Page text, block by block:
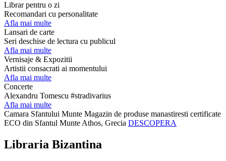
Librar pentru o zi
Recomandari cu personalitate
Afla mai multe
Lansari de carte
Seri deschise de lectura cu publicul
Afla mai multe
Vernisaje & Expozitii
Artistii consacrati ai momentului
Afla mai multe
Concerte
Alexandru Tomescu #stradivarius
Afla mai multe
Camara Sfantului Munte Magazin de produse manastiresti certificate
ECO din Sfantul Munte Athos, Grecia DESCOPERA
Libraria Bizantina